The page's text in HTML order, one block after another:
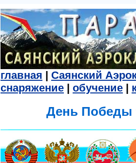
главная | Саянский
снаряжение | обучение |
День Победы